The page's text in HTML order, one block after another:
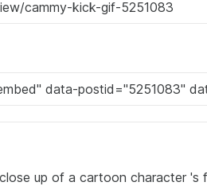
up of a cartoon character 's